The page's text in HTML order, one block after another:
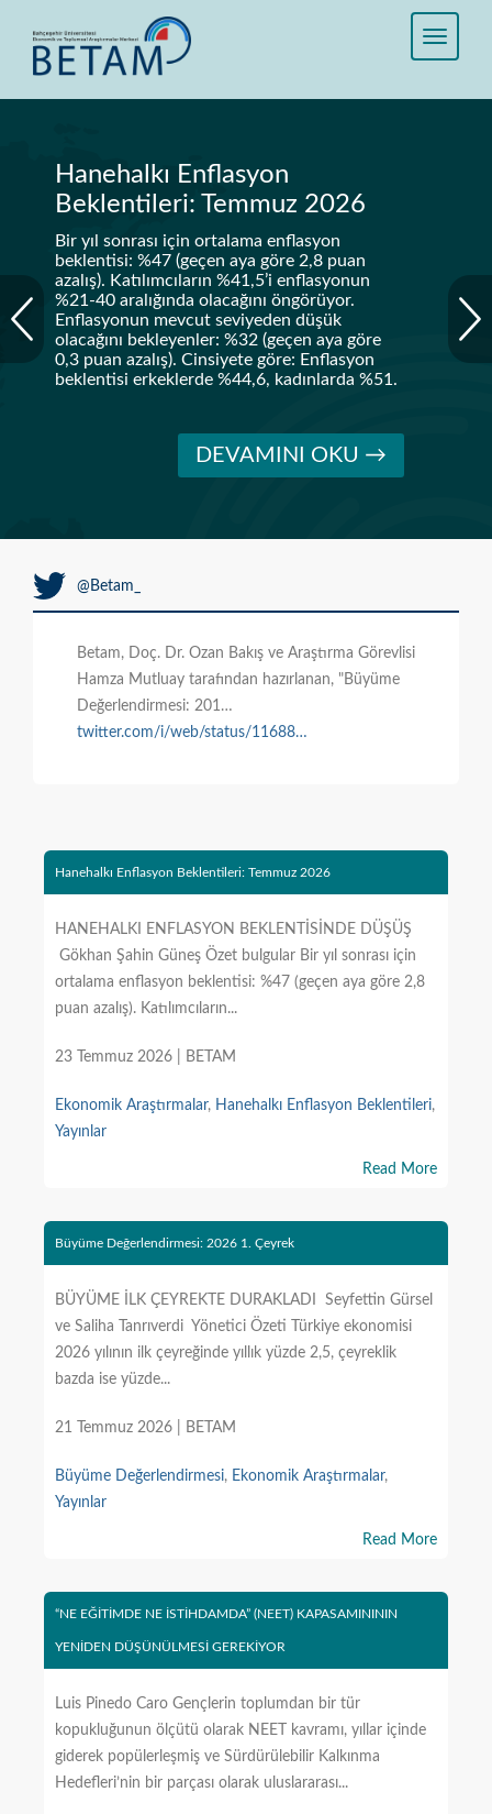
Hanehalkı Enflasyon
Beklentileri: Temmuz 2026
Bir yıl sonrası için ortalama enflasyon
beklentisi: %47 (geçen aya göre 2,8 puan
azalış). Katılımcıların %41,5’i enflasyonun
%21-40 aralığında olacağını öngörüyor.
Enflasyonun mevcut seviyeden düşük
olacağını bekleyenler: %32 (geçen aya göre
0,3 puan azalış). Cinsiyete göre: Enflasyon
beklentisi erkeklerde %44,6, kadınlarda %51.
DEVAMINI OKU →
@Betam_
Betam, Doç. Dr. Ozan Bakış ve Araştırma Görevlisi
Hamza Mutluay tarafından hazırlanan, "Büyüme
Değerlendirmesi: 201…
twitter.com/i/web/status/11688…
Hanehalkı Enflasyon Beklentileri: Temmuz 2026
HANEHALKI ENFLASYON BEKLENTİSİNDE DÜŞÜŞ
Gökhan Şahin Güneş Özet bulgular Bir yıl sonrası için
ortalama enflasyon beklentisi: %47 (geçen aya göre 2,8
puan azalış). Katılımcıların...
23 Temmuz 2026 | BETAM
Ekonomik Araştırmalar, Hanehalkı Enflasyon Beklentileri,
Yayınlar
Read More
Büyüme Değerlendirmesi: 2026 1. Çeyrek
BÜYÜME İLK ÇEYREKTE DURAKLADI Seyfettin Gürsel
ve Saliha Tanrıverdi Yönetici Özeti Türkiye ekonomisi
2026 yılının ilk çeyreğinde yıllık yüzde 2,5, çeyreklik
bazda ise yüzde...
21 Temmuz 2026 | BETAM
Büyüme Değerlendirmesi, Ekonomik Araştırmalar,
Yayınlar
Read More
“NE EĞİTİMDE NE İSTİHDAMDA” (NEET) KAPASAMINININ
YENİDEN DÜŞÜNÜLMESİ GEREKİYOR
Luis Pinedo Caro Gençlerin toplumdan bir tür
kopukluğunun ölçütü olarak NEET kavramı, yıllar içinde
giderek popülerleşmiş ve Sürdürülebilir Kalkınma
Hedefleri’nin bir parçası olarak uluslararası...